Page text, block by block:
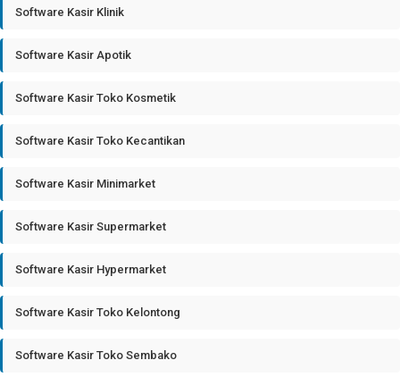
Software Kasir Klinik
Software Kasir Apotik
Software Kasir Toko Kosmetik
Software Kasir Toko Kecantikan
Software Kasir Minimarket
Software Kasir Supermarket
Software Kasir Hypermarket
Software Kasir Toko Kelontong
Software Kasir Toko Sembako